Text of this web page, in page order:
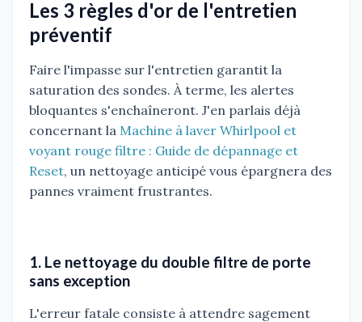
Les 3 règles d'or de l'entretien
préventif
Faire l'impasse sur l'entretien garantit la
saturation des sondes. À terme, les alertes
bloquantes s'enchaîneront. J'en parlais déjà
concernant la Machine à laver Whirlpool et
voyant rouge filtre : Guide de dépannage et
Reset, un nettoyage anticipé vous épargnera des
pannes vraiment frustrantes.
1. Le nettoyage du double filtre de porte
sans exception
L'erreur fatale consiste à attendre sagement